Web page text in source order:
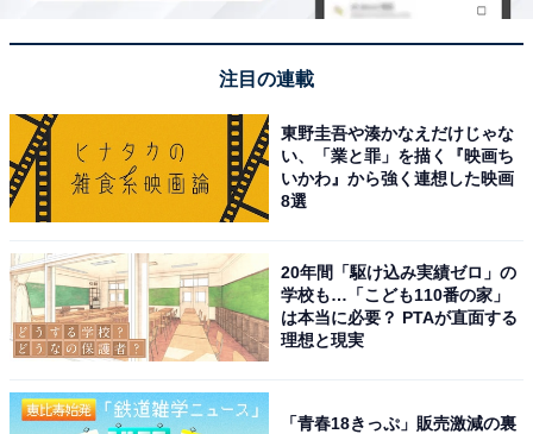
注目の連載
東野圭吾や湊かなえだけじゃな
い、「業と罪」を描く『映画ち
いかわ』から強く連想した映画
8選
20年間「駆け込み実績ゼロ」の
学校も…「こども110番の家」
は本当に必要？ PTAが直面する
理想と現実
「青春18きっぷ」販売激減の裏